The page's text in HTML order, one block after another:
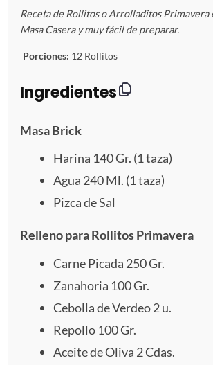
s
t
r
l
l
a
s
s
t
r
l
l
a
s
s
t
r
e
l
l
a
s
s
t
r
e
l
l
a
s
s
t
r
e
l
l
Receta de Rollitos o Arrolladitos Primavera
Masa Casera y muy fácil de preparar.
Porciones: 12 Rollitos
Ingredientes
Masa Brick
Harina 140Gr. (1taza)
Agua 240Ml. (1taza)
Pizca de Sal
Relleno para Rollitos Primavera
Carne Picada 250Gr.
Zanahoria 100Gr.
Cebolla de Verdeo 2 u.
Repollo 100Gr.
Aceite de Oliva 2 Cdas.